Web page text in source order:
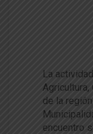
La
de la
encuentro